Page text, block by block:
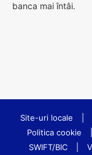
banca mai întâi.
Site-uri locale
Politica cookie
SWIFT/BIC